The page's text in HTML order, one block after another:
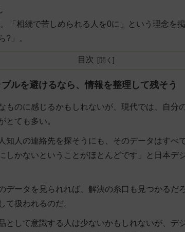
「相続で苦しめられる人を0に」という理念を
?」。
目次
ルを避けるなら、情報を整理して残そう
ものに感じるかもしれないが、現代では、自分
とても多い。
知人の連絡先を探そうにも、そのデータはすべ
しかないということがほとんどです」と日本デ
データを見られれば、解決の糸口も見つかるだ
て扱われるのだ。
として意識する人は少ないかもしれないが、デ